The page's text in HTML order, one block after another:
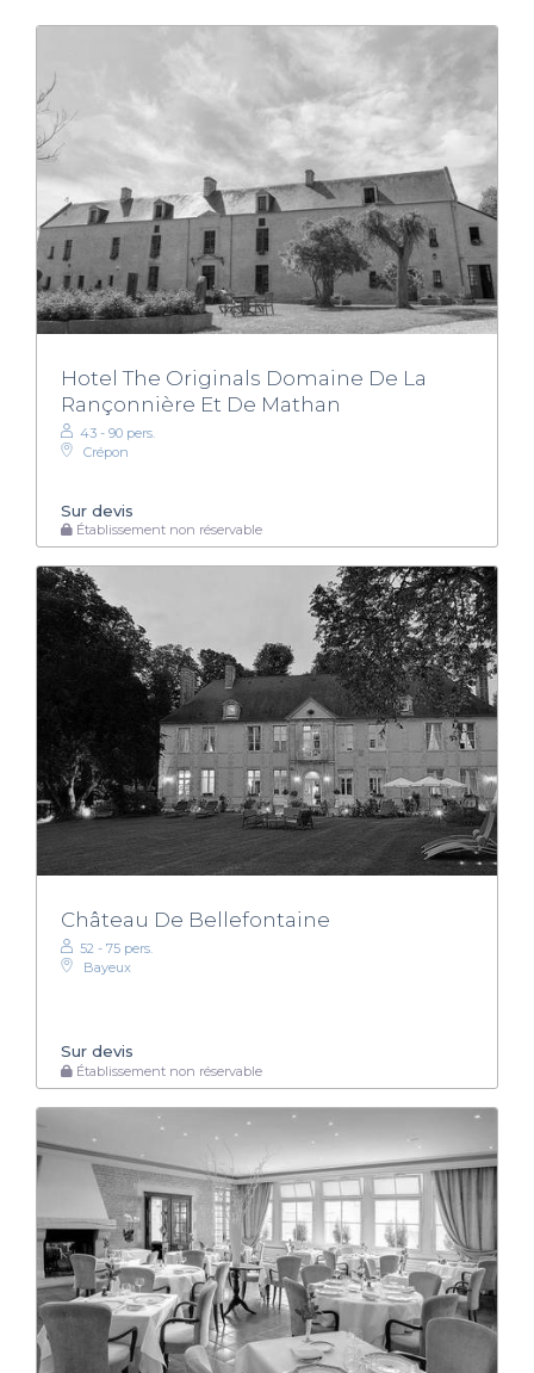
Hotel The Originals Domaine De La
Rançonnière Et De Mathan
43 - 90 pers.
Crépon
Sur devis
Établissement non réservable
Château De Bellefontaine
52 - 75 pers.
Bayeux
Sur devis
Établissement non réservable